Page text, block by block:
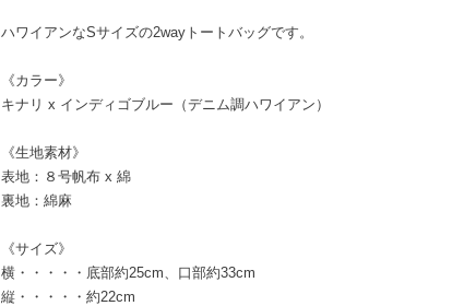
ハワイアンなSサイズの2wayトートバッグです。
《カラー》
キナリ x インディゴブルー（デニム調ハワイアン）
《生地素材》
表地：８号帆布 x 綿
裏地：綿麻
《サイズ》
横・・・・・底部約25cm、口部約33cm
縦・・・・・約22cm